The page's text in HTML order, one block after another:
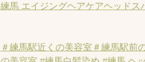
練馬 エイジングヘアケアヘッドス
＃練馬駅近くの美容室 ＃練馬駅前